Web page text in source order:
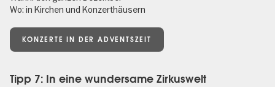
Wo: in Kirchen und Konzerthäusern
KONZERTE IN DER ADVENTSZEIT
Tipp 7: In eine wundersame Zirkuswelt